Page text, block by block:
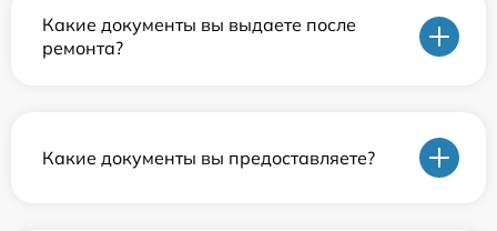
Какие документы вы выдаете после
ремонта?
Какие документы вы предоставляете?